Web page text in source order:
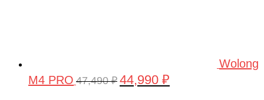
Wolong
M4 PRO 47,490₽ Первоначальная
44,990 ₽